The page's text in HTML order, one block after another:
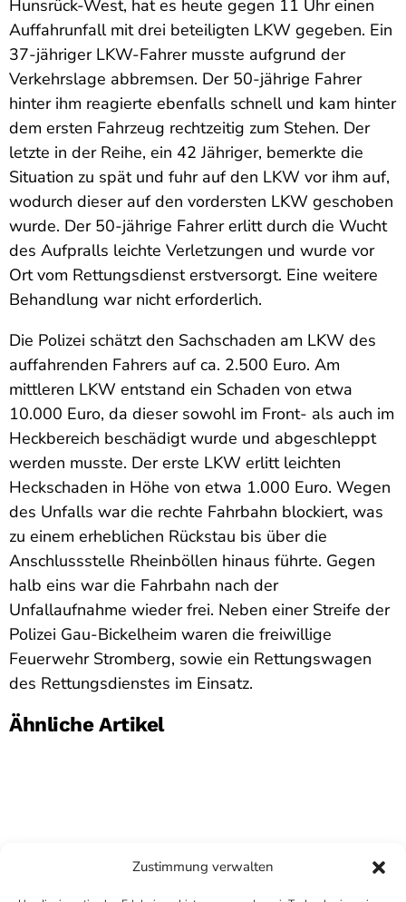
Zustimmung verwalten
Hunsrück-West, hat es heute gegen 11 Uhr einen
Auffahrunfall mit drei beteiligten LKW gegeben. Ein
37-jähriger LKW-Fahrer musste aufgrund der
Verkehrslage abbremsen. Der 50-jährige Fahrer
hinter ihm reagierte ebenfalls schnell und kam hinter
dem ersten Fahrzeug rechtzeitig zum Stehen. Der
letzte in der Reihe, ein 42 Jähriger, bemerkte die
Situation zu spät und fuhr auf den LKW vor ihm auf,
wodurch dieser auf den vordersten LKW geschoben
wurde. Der 50-jährige Fahrer erlitt durch die Wucht
des Aufpralls leichte Verletzungen und wurde vor
Ort vom Rettungsdienst erstversorgt. Eine weitere
Behandlung war nicht erforderlich.
Die Polizei schätzt den Sachschaden am LKW des
auffahrenden Fahrers auf ca. 2.500 Euro. Am
mittleren LKW entstand ein Schaden von etwa
10.000 Euro, da dieser sowohl im Front- als auch im
Heckbereich beschädigt wurde und abgeschleppt
werden musste. Der erste LKW erlitt leichten
Heckschaden in Höhe von etwa 1.000 Euro. Wegen
des Unfalls war die rechte Fahrbahn blockiert, was
zu einem erheblichen Rückstau bis über die
Anschlussstelle Rheinböllen hinaus führte. Gegen
halb eins war die Fahrbahn nach der
Unfallaufnahme wieder frei. Neben einer Streife der
Polizei Gau-Bickelheim waren die freiwillige
Feuerwehr Stromberg, sowie ein Rettungswagen
des Rettungsdienstes im Einsatz.
Ähnliche Artikel